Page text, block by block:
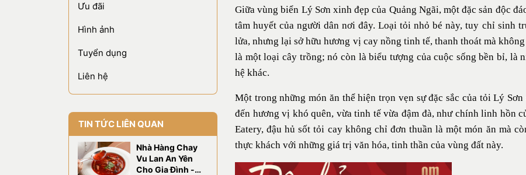
Giữa vùng biển Lý Sơn xinh đẹp của Quảng Ngãi, một đặc sản độc
tâm huyết của người dân nơi đây. Loại tỏi nhỏ bé này, tuy chỉ sinh
lửa, nhưng lại sở hữu hương vị cay nồng tinh tế, thanh thoát mà
là một loại cây trồng; nó còn là biểu tượng của cuộc sống bền bỉ, là
hệ khác.
Một trong những món ăn thể hiện trọn vẹn sự đặc sắc của tỏi Lý
đến hương vị khó quên, vừa tinh tế vừa đậm đà, như chính linh hồn
Eatery, đậu hủ sốt tỏi cay không chỉ đơn thuần là một món ăn mà
thực khách với những giá trị văn hóa, tinh thần của vùng đất này.
Ưu đãi
Hình ảnh
Tuyển dụng
Liên hệ
TIN TỨC LIÊN QUAN
Nhà Hàng Chay
Vu Lan An Yên
Cho Gia Đình -